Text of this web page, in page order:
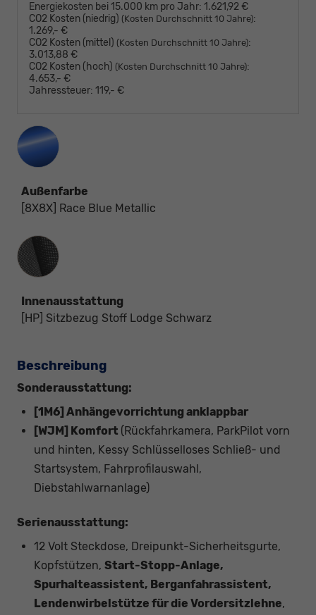
Energiekosten bei 15.000 km pro Jahr: 1.621,92 €
CO2 Kosten (niedrig) (Kosten Durchschnitt 10 Jahre):
1.269,- €
CO2 Kosten (mittel) (Kosten Durchschnitt 10 Jahre):
3.013,88 €
CO2 Kosten (hoch) (Kosten Durchschnitt 10 Jahre):
4.653,- €
Jahressteuer: 119,- €
Außenfarbe
[8X8X] Race Blue Metallic
Innenausstattung
Innenausstattung
[HP] Sitzbezug Stoff Lodge Schwarz
Beschreibung
Sonderausstattung:
[1M6] Anhängevorrichtung anklappbar
[WJM] Komfort (Rückfahrkamera, ParkPilot vorn
und hinten, Kessy Schlüsselloses Schließ- und
Startsystem, Fahrprofilauswahl,
Diebstahlwarnanlage)
Serienausstattung:
12 Volt Steckdose, Dreipunkt-Sicherheitsgurte,
Kopfstützen, Start-Stopp-Anlage,
Spurhalteassistent, Berganfahrassistent,
Lendenwirbelstütze für die Vordersitzlehne,